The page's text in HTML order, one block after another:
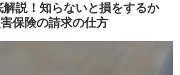
解説！知らないと損をするか
保険の請求の仕方